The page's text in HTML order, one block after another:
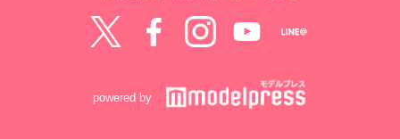
powered by